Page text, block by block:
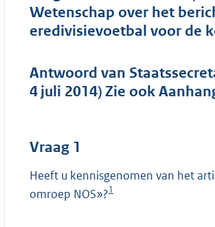
Wetenschap over het
eredivisievoetbal voor de
Antwoord van
4 juli 2014) Zie ook
Vraag 1
Heeft u kennisgenomen van het
omroep NOS»?1